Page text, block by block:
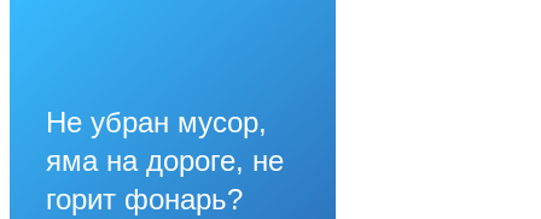
Не убран мусор,
яма на дороге, не
горит фонарь?